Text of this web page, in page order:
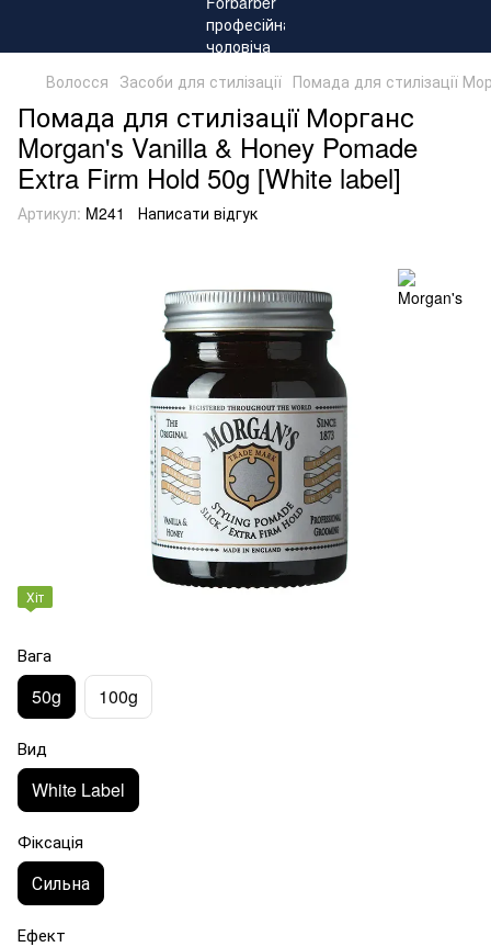
Волосся Засоби для стилізації Помада для стилізації
Помада для стилізації Морганс
Morgan's Vanilla & Honey Pomade
Extra Firm Hold 50g [White label]
Артикул: M241 Написати відгук
Хіт
Вага
50g 100g
Вид
White Label
Фіксація
Сильна
Ефект